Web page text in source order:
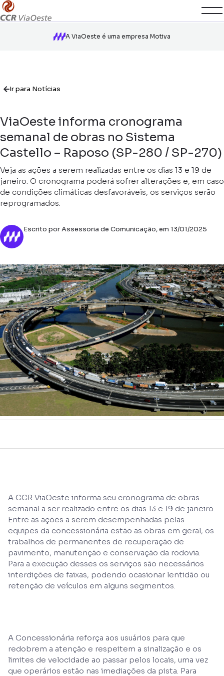
A ViaOeste é uma empresa Motiva
Ir para Notícias
ViaOeste informa cronograma
semanal de obras no Sistema
Castello – Raposo (SP-280 / SP-270)
Veja as ações a serem realizadas entre os dias 13 e 19 de
janeiro. O cronograma poderá sofrer alterações e, em caso
de condições climáticas desfavoráveis, os serviços serão
reprogramados.
Escrito por Assessoria de Comunicação, em 13/01/2025
A CCR ViaOeste informa seu cronograma de obras
semanal a ser realizado entre os dias 13 e 19 de janeiro.
Entre as ações a serem desempenhadas pelas
equipes da concessionária estão as obras em geral, os
trabalhos de permanentes de recuperação de
pavimento, manutenção e conservação da rodovia.
Para a execução desses os serviços são necessários
interdições de faixas, podendo ocasionar lentidão ou
retenção de veículos em alguns segmentos.
A Concessionária reforça aos usuários para que
redobrem a atenção e respeitem a sinalização e os
limites de velocidade ao passar pelos locais, uma vez
que operários estão nas imediações da pista. Para